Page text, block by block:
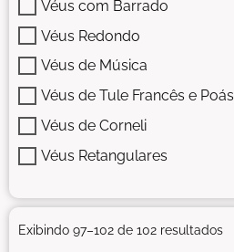
Véus com Barrado
Véus Redondo
Véus de Música
Véus de Tule Francês e Poás
Véus de Corneli
Véus Retangulares
Exibindo 97–102 de 102 resultados